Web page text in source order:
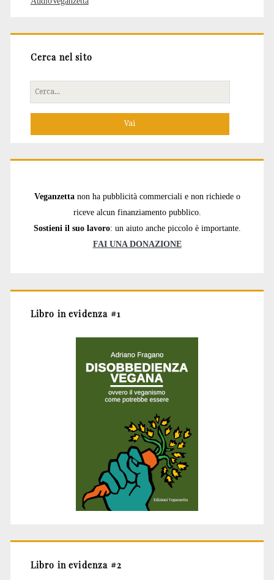
Cerca nel sito
Cerca
per:
Veganzetta non ha pubblicità commerciali e non richiede o
riceve alcun finanziamento pubblico.
Sostieni il suo lavoro: un aiuto anche piccolo è importante.
FAI UNA DONAZIONE
Libro in evidenza #1
Libro in evidenza #2